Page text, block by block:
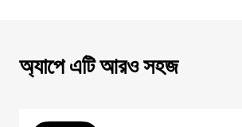
অ্যাপে এটি আরও সহজ